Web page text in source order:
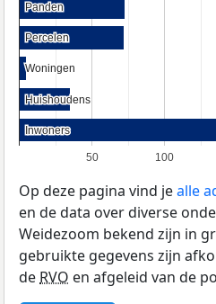
50 100
Panden
Panden
Percelen
Percelen
Woningen
Woningen
Huishoudens
Huishoudens
Inwoners
Inwoners
Op deze pagina vind jealle
en de data over diverse
Weidezoom bekend zijn in
gebruikte gegevens zijn
deRVO en afgeleid van de